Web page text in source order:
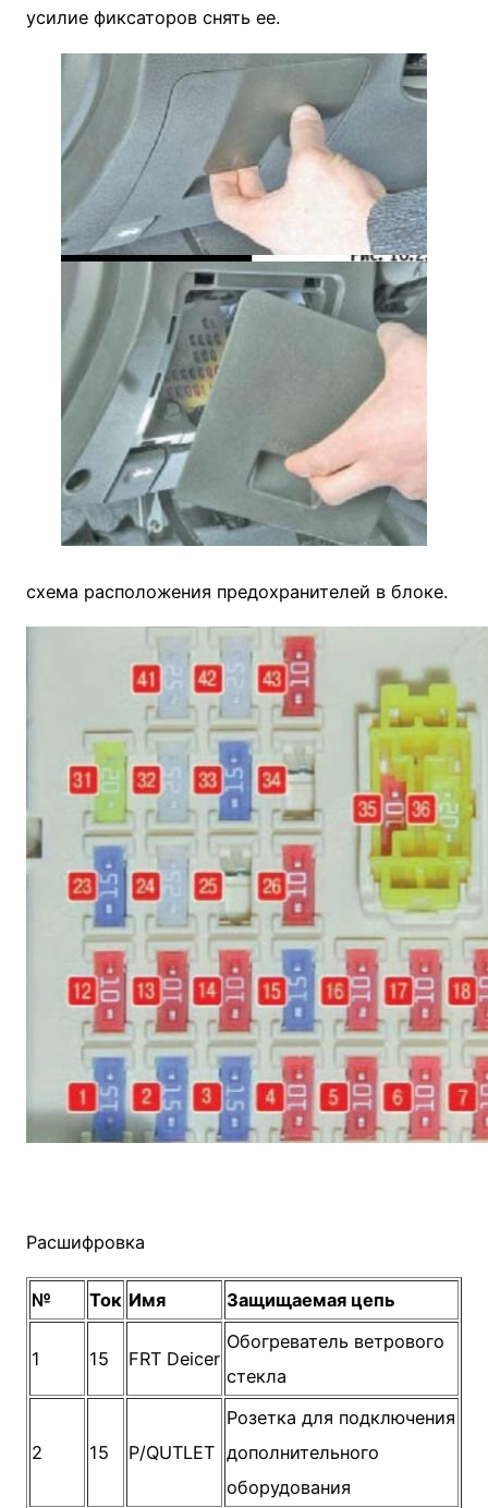
усилие фиксаторов снять ее.
схема расположения предохранителей в блоке.
Расшифровка
№ Ток Имя Защищаемая цепь
1 15 FRT Deicer
Обогреватель ветрового
стекла
2 15 P/QUTLET
Розетка для подключения
дополнительного
оборудования